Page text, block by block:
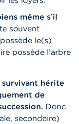
même s’il
souvent
le(s)
possède l’arbre
hérite
de
Donc
secondaire)